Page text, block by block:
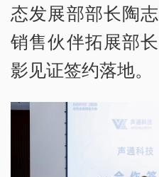
态发展部部长陶
销售伙伴拓展部
影见证签约落地。